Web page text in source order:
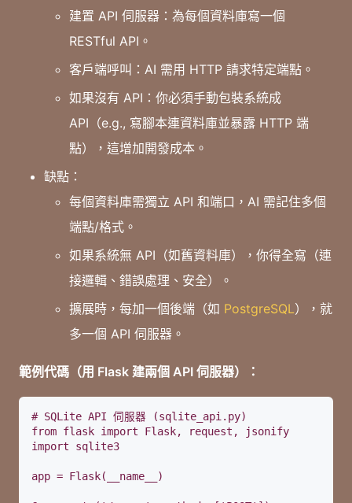
建置 API 伺服器：為每個資料庫寫一個
RESTful API。
客戶端呼叫：AI 需用 HTTP 請求特定端點。
如果沒有 API：你必須手動包裝系統成
API（e.g., 寫腳本連資料庫並暴露 HTTP 端
點），這增加開發成本。
缺點：
每個資料庫需獨立 API 和端口，AI 需記住多個
端點/格式。
如果系統無 API（如舊資料庫），你得全寫（連
接邏輯、錯誤處理、安全）。
擴展時，每加一個後端（如 PostgreSQL），就
多一個 API 伺服器。
範例代碼（用 Flask 建兩個 API 伺服器）：
# SQLite API 伺服器 (sqlite_api.py)
from flask import Flask, request, jsonify
import sqlite3
app = Flask(__name__)